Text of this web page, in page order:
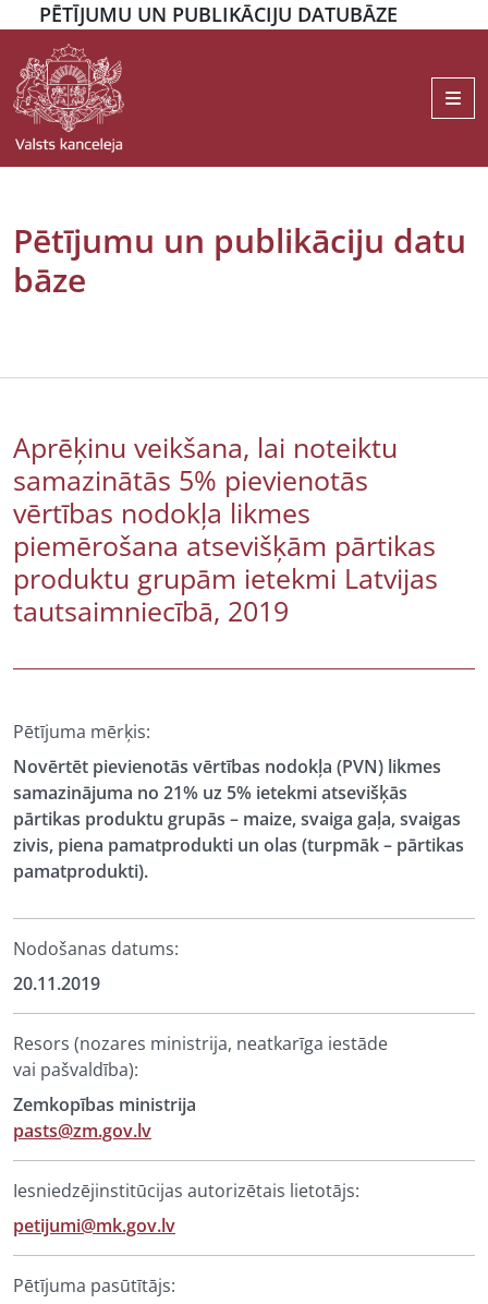
PĒTĪJUMU UN PUBLIKĀCIJU DATUBĀZE
Pētījumu un publikāciju datu
bāze
Aprēķinu veikšana, lai noteiktu
samazinātās 5% pievienotās
vērtības nodokļa likmes
piemērošana atsevišķām pārtikas
produktu grupām ietekmi Latvijas
tautsaimniecībā, 2019
Pētījuma mērķis:
Novērtēt pievienotās vērtības nodokļa (PVN) likmes
samazinājuma no 21% uz 5% ietekmi atsevišķās
pārtikas produktu grupās – maize, svaiga gaļa, svaigas
zivis, piena pamatprodukti un olas (turpmāk – pārtikas
pamatprodukti).
Nodošanas datums:
20.11.2019
Resors (nozares ministrija, neatkarīga iestāde
vai pašvaldība):
Zemkopības ministrija
pasts@zm.gov.lv
Iesniedzējinstitūcijas autorizētais lietotājs:
petijumi@mk.gov.lv
Pētījuma pasūtītājs: